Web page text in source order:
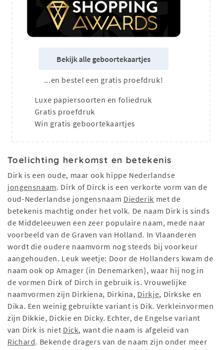
Bekijk alle geboortekaartjes
...en bestel een gratis proefdruk!
Luxe papiersoorten en foliedruk
Gratis proefdruk
Win gratis geboortekaartjes
Toelichting herkomst en betekenis
Dirk is een oude, maar ook hippe Nederlandse
jongensnaam. Dirk of Dirck is een verkorte vorm van de
oud-Nederlandse jongensnaam Diederik met de
betekenis machtig onder het volk. De naam Dirk is sinds
de Middeleeuwen een zeer populaire naam, mede naar
voorbeeld van de Graven van Holland. In Vlaanderen
wordt die oudere naamvorm nog steeds bij voorkeur
aangehouden. Leuk weetje: Door de Hollanders kwam de
naam ook op Amager (in Denemarken), waar hij nog in
de vormen Dirk of Dirch in gebruik is. Vrouwelijke
naamvormen zijn Dirkiena, Dirkina, Dirkje, Dirkske en
Dika. Een weinig gebruikte variant is Dik. Verkleinvormen
zijn Dikkie, Dickie en Dicky. Echter, de Engelse variant
van Dirk is niet Dick, want die naam is afgeleid van
Richard. Bekende dragers van de naam zijn onder meer